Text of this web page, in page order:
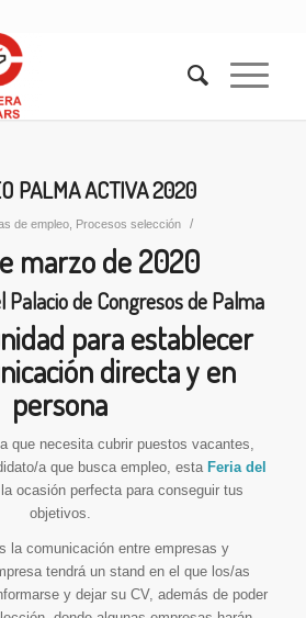
PALMA ACTIVA 2020
de empleo, Procesos selección /
marzo de 2020
Palacio de Congresos de Palma
para establecer
directa y en
persona
que necesita cubrir puestos vacantes,
a que busca empleo, esta Feria del
ocasión perfecta para conseguir tus
objetivos.
la comunicación entre empresas y
tendrá un stand en el que los/as
y dejar su CV, además de poder